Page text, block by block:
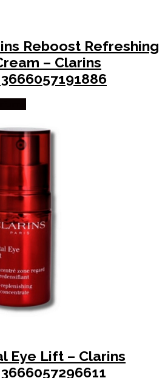
Reboost Refreshing
– Clarins
Eye Lift – Clarins